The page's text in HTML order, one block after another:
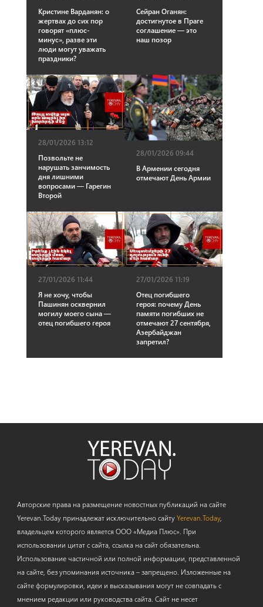
Кристине Варданян: о
жертвах до сих пор
говорят «плюс-
минус», разве эти
люди могут уважать
праздники?
Сейран Оганян:
достигнутое в Праге
соглашение — это
наш позор
28/01/2026 13:12
Позвольте не
нарушать занчимость
дня лишними
вопросами — Гарегин
Второй
28/01/2026 09:44
В Армении сегодня
отмечают День Армии
27/01/2026 11:44
Я не хочу, чтобы
Пашинян осквернил
могилу моего сына —
отец погибшего героя
27/01/2026 11:19
Отец погибшего
героя: почему День
памяти погибших не
отмечают 27 сентября,
Азербайджан
запретил?
Авторские права на размещение новостных публикаций на сайте
Yerevan.Today принадлежат исключительно сайтуYerevan.Today,
владельцем которого является ООО «Медиа Плюс». При
использовании цитат с сайта, ссылка на сайт обязательна.
Использование частичной или полной информации, представленной
на сайте, без упоминания источника – запрещено. Изложенные на
сайте формулировки, идеи и высказывания могут не совпадать с
мнением редакции или руководства сайта. Сайт не несет